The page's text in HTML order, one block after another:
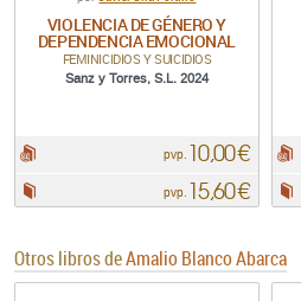
VIOLENCIA DE GÉNERO Y
DEPENDENCIA EMOCIONAL
FEMINICIDIOS Y SUICIDIOS
Sanz y Torres, S.L. 2024
pvp. 10,00 €
pvp. 15,60 €
Otros libros deAmalio Blanco Abarca